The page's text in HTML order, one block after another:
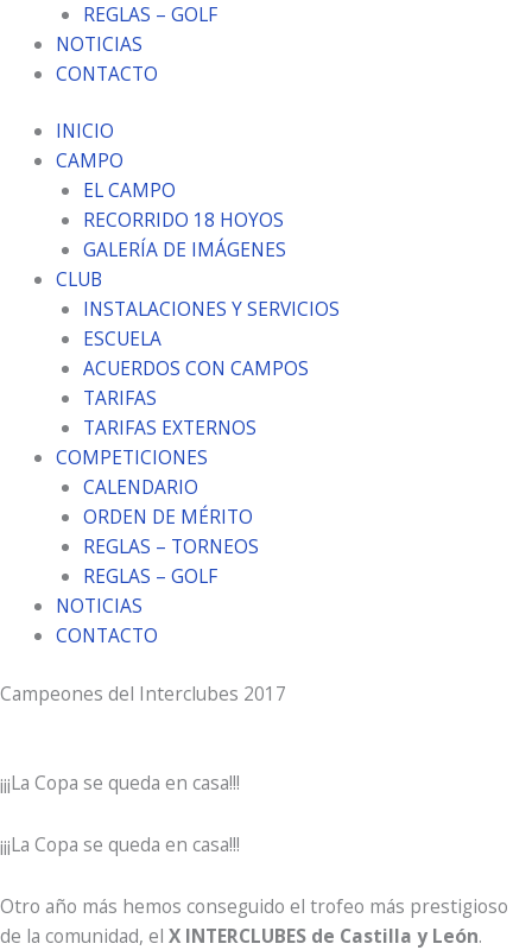
REGLAS – GOLF
NOTICIAS
CONTACTO
INICIO
CAMPO
EL CAMPO
RECORRIDO 18 HOYOS
GALERÍA DE IMÁGENES
CLUB
INSTALACIONES Y SERVICIOS
ESCUELA
ACUERDOS CON CAMPOS
TARIFAS
TARIFAS EXTERNOS
COMPETICIONES
CALENDARIO
ORDEN DE MÉRITO
REGLAS – TORNEOS
REGLAS – GOLF
NOTICIAS
CONTACTO
Campeones del Interclubes 2017
¡¡¡La Copa se queda en casa!!!
¡¡¡La Copa se queda en casa!!!
Otro año más hemos conseguido el trofeo más prestigioso
de la comunidad, el X INTERCLUBES de Castilla y León.